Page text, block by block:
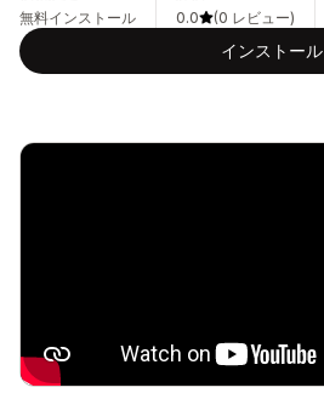
無料インストール
0.0
(0 レビュー)
インストール